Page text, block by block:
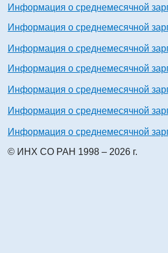
Информация о среднемесячной
Информация о среднемесячной
Информация о среднемесячной
Информация о среднемесячной
Информация о среднемесячной
Информация о среднемесячной
Информация о среднемесячной
© ИНХ СО РАН 1998 – 2026 г.